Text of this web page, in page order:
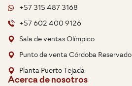
+57 315 487 3168
+57 602 400 9126
Sala de ventas Olímpico
Punto de venta Córdoba Reservado
Planta Puerto Tejada
Acerca de nosotros